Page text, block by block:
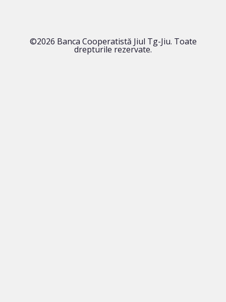
©2026 Banca Cooperatistă Jiul Tg-Jiu. Toate
drepturile rezervate.